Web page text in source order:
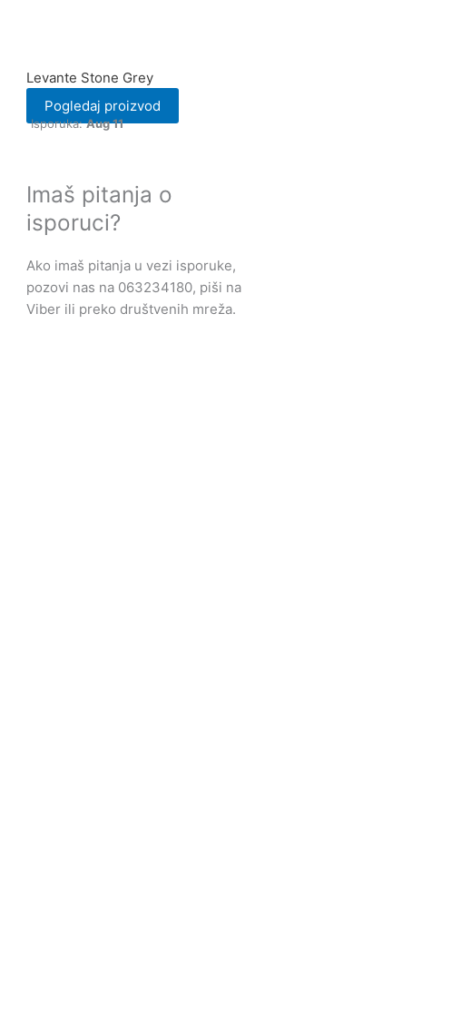
Levante Stone Grey
Pogledaj proizvod
Isporuka:Aug 11
Imaš pitanja o
isporuci?
Ako imaš pitanja u vezi isporuke,
pozovi nas na 063234180, piši na
Viber ili preko društvenih mreža.